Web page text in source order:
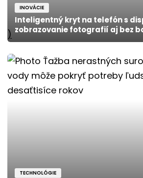
)
INOVÁCIE
Inteligentný kryt na telefón s
zobrazovanie fotografií aj bez
TECHNOLÓGIE